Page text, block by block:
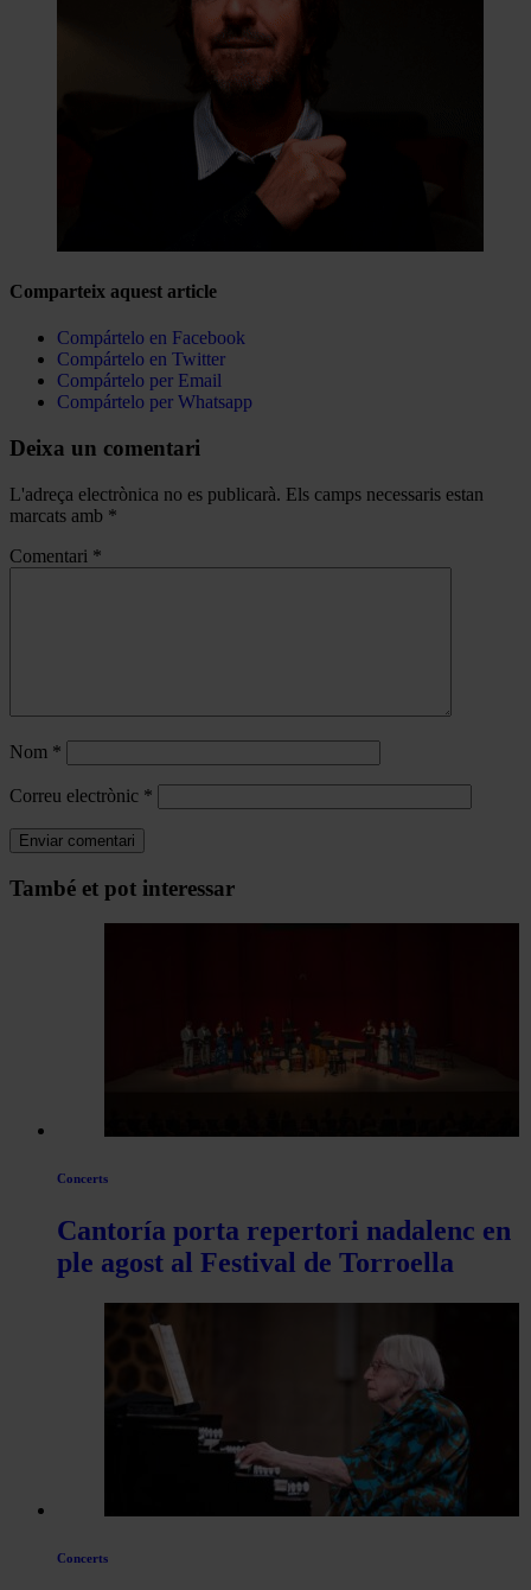
Comparteix aquest article
Compártelo en Facebook
Compártelo en Twitter
Compártelo per Email
Compártelo per Whatsapp
Deixa un comentari
L'adreça electrònica no es publicarà. Els camps necessaris estan
marcats amb *
Comentari *
Nom *
Correu electrònic *
Navegar
També et pot interessar
Concerts
Cantoría porta repertori nadalenc en
ple agost al Festival de Torroella
Concerts